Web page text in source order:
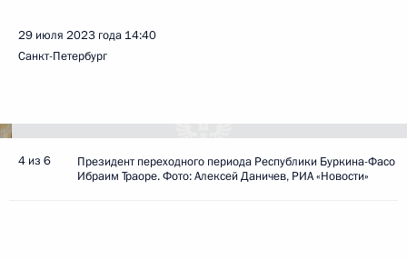
29 июля 2023 года 14:40
Санкт-Петербург
4 из 6
Президент переходного периода Республики Буркина-Фасо
Ибраим Траоре. Фото: Алексей Даничев, РИА «Новости»